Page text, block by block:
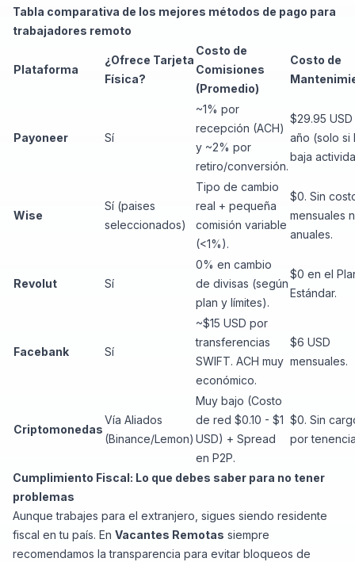
Tabla comparativa de los mejores métodos de pago para
trabajadores remoto
Plataforma
¿Ofrece Tarjeta
Física?
Costo de
Comisiones
(Promedio)
Costo de
Payoneer Sí
~1% por
recepción (ACH)
y ~2% por
retiro/conversión.
$29.95 USD
año (solo si
baja
Wise
Sí (paises
seleccionados)
Tipo de cambio
real + pequeña
comisión variable
(<1%).
$0. Sin
mensuales
anuales.
Revolut Sí
0% en cambio
de divisas (según
plan y límites).
$0 en el
Estándar.
Facebank Sí
~$15 USD por
transferencias
SWIFT. ACH muy
económico.
$6 USD
mensuales.
Criptomonedas
Vía Aliados
(Binance/Lemon)
Muy bajo (Costo
de red $0.10 - $1
USD) + Spread
en P2P.
$0. Sin
por
Cumplimiento Fiscal: Lo que debes saber para no tener
problemas
Aunque trabajes para el extranjero, sigues siendo residente
fiscal en tu país. En Vacantes Remotas siempre
recomendamos la transparencia para evitar bloqueos de